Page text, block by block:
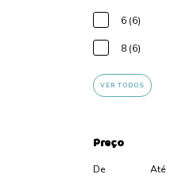
6 (6)
8 (6)
VER TODOS
Preço
De Até